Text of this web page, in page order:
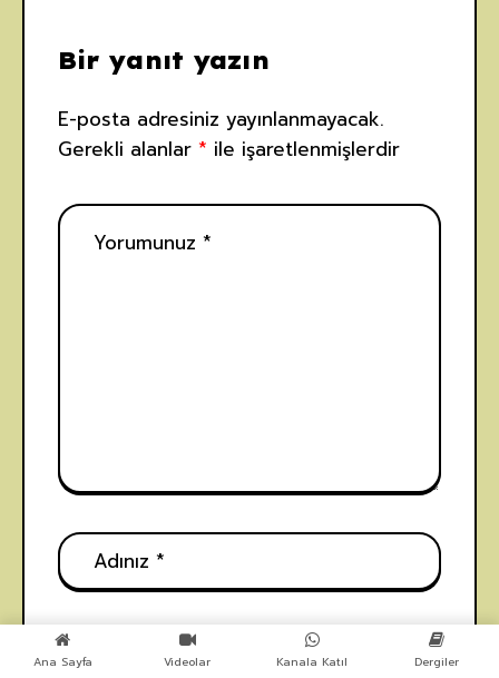
Bir yanıt yazın
E-posta adresiniz yayınlanmayacak.
Gerekli alanlar * ile işaretlenmişlerdir
Ana Sayfa Videolar Kanala Katıl Dergiler